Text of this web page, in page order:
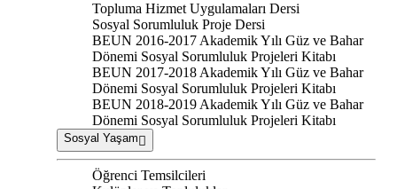
Topluma Hizmet Uygulamaları Dersi
Sosyal Sorumluluk Proje Dersi
BEUN 2016-2017 Akademik Yılı Güz ve Bahar
Dönemi Sosyal Sorumluluk Projeleri Kitabı
BEUN 2017-2018 Akademik Yılı Güz ve Bahar
Dönemi Sosyal Sorumluluk Projeleri Kitabı
BEUN 2018-2019 Akademik Yılı Güz ve Bahar
Dönemi Sosyal Sorumluluk Projeleri Kitabı
Sosyal Yaşam
Öğrenci Temsilcileri